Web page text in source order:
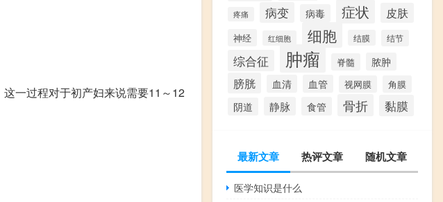
一过程对于初产妇来说需要11～12
疼痛 病变 病毒 症状 皮肤
神经 红细胞 细胞 结膜 结节
综合征 肿瘤 脊髓 脓肿
膀胱 血清 血管 视网膜 角膜
阴道 静脉 食管 骨折 黏膜
最新文章 热评文章 随机文章
医学知识是什么